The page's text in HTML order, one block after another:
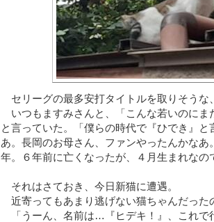
セリーグの最多安打タイトルを取りそうな
いつもますみさんと、「こんな若いのにま
と言っていた。「僕らの時代で『ひでき』
あ。長岡のお母さん、ファンやったんかな
年。６年前に亡くなったが、４月生まれなの
それはさておき、今日新猫に遭遇。
近寄ってもあまり逃げない猫ちゃんだった
「うーん、名前は…『ヒデキ！』、これで